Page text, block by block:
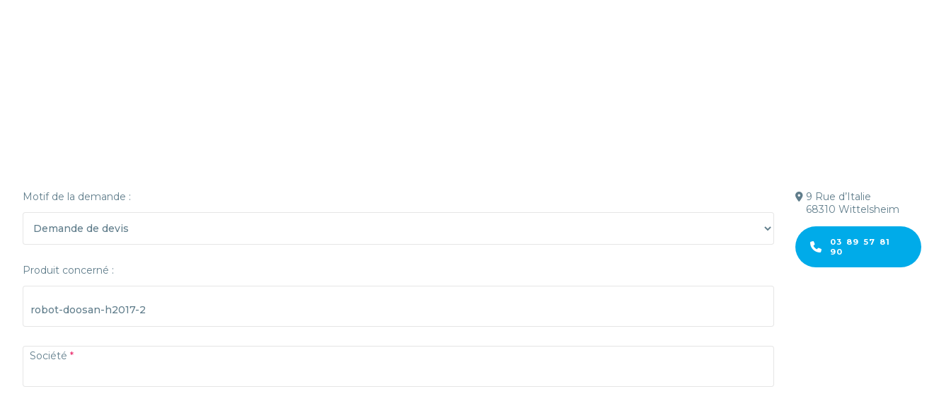
Motif de la demande :
Produit concerné :
Société
9 Rue d’Italie
68310 Wittelsheim
03 89 57 81
90